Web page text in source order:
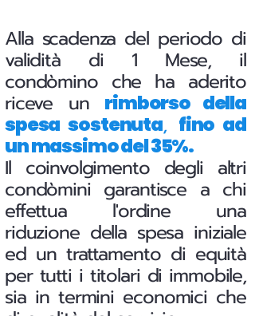
Alla scadenza del periodo di
validità di 1 Mese, il
condòmino che ha aderito
riceve un rimborso della
spesa sostenuta, fino ad
un massimo del 35%.
Il coinvolgimento degli altri
condòmini garantisce a chi
effettua l'ordine una
riduzione della spesa iniziale
ed un trattamento di equità
per tutti i titolari di immobile,
sia in termini economici che